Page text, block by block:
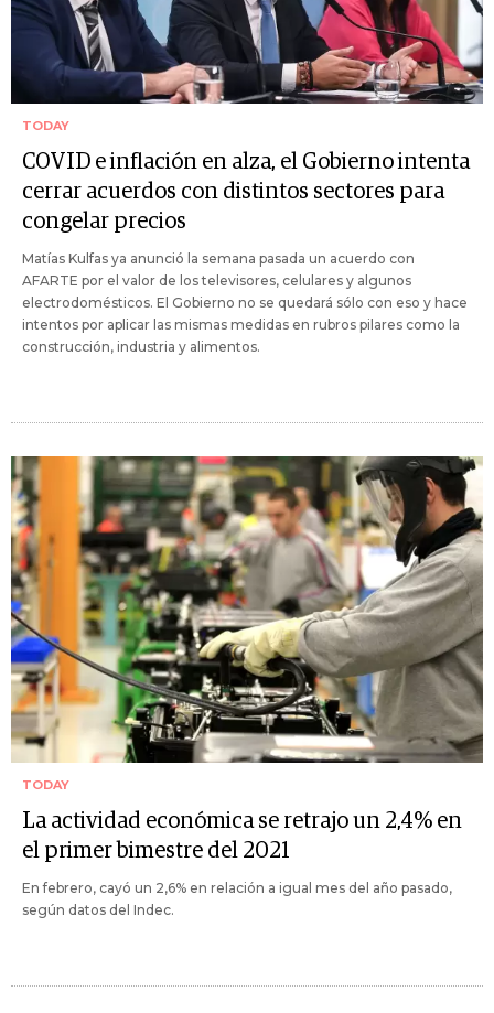
TODAY
COVID e inflación en alza, el Gobierno intenta
cerrar acuerdos con distintos sectores para
congelar precios
Matías Kulfas ya anunció la semana pasada un acuerdo con
AFARTE por el valor de los televisores, celulares y algunos
electrodomésticos. El Gobierno no se quedará sólo con eso y hace
intentos por aplicar las mismas medidas en rubros pilares como la
construcción, industria y alimentos.
TODAY
La actividad económica se retrajo un 2,4% en
el primer bimestre del 2021
En febrero, cayó un 2,6% en relación a igual mes del año pasado,
según datos del Indec.